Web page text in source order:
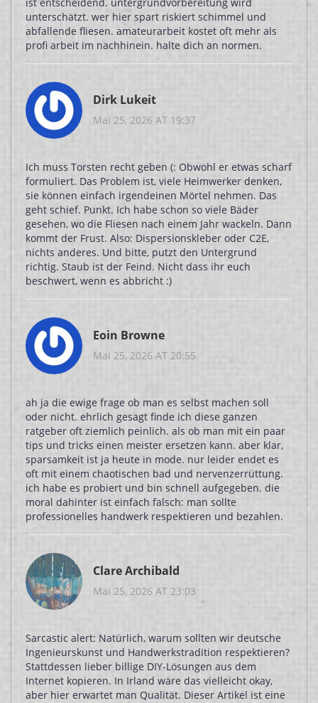
ist entscheidend. untergrundvorbereitung wird
unterschätzt. wer hier spart riskiert schimmel und
abfallende fliesen. amateurarbeit kostet oft mehr als
profi arbeit im nachhinein. halte dich an normen.
Dirk Lukeit
Mai 25, 2026 AT 19:37
Ich muss Torsten recht geben (: Obwohl er etwas scharf
formuliert. Das Problem ist, viele Heimwerker denken,
sie können einfach irgendeinen Mörtel nehmen. Das
geht schief. Punkt. Ich habe schon so viele Bäder
gesehen, wo die Fliesen nach einem Jahr wackeln. Dann
kommt der Frust. Also: Dispersionskleber oder C2E,
nichts anderes. Und bitte, putzt den Untergrund
richtig. Staub ist der Feind. Nicht dass ihr euch
beschwert, wenn es abbricht :)
Eoin Browne
Mai 25, 2026 AT 20:55
ah ja die ewige frage ob man es selbst machen soll
oder nicht. ehrlich gesagt finde ich diese ganzen
ratgeber oft ziemlich peinlich. als ob man mit ein paar
tips und tricks einen meister ersetzen kann. aber klar,
sparsamkeit ist ja heute in mode. nur leider endet es
oft mit einem chaotischen bad und nervenzerrüttung.
ich habe es probiert und bin schnell aufgegeben. die
moral dahinter ist einfach falsch: man sollte
professionelles handwerk respektieren und bezahlen.
Clare Archibald
Mai 25, 2026 AT 23:03
Sarcastic alert: Natürlich, warum sollten wir deutsche
Ingenieurskunst und Handwerkstradition respektieren?
Stattdessen lieber billige DIY-Lösungen aus dem
Internet kopieren. In Irland wäre das vielleicht okay,
aber hier erwartet man Qualität. Dieser Artikel ist eine